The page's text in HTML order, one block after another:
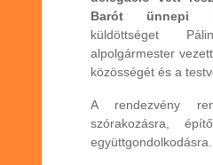
Barót ünnepi
küldöttséget
alpolgármester
közösségét és a
A rendezvény
szórakozásra,
együttgondolkodásra.